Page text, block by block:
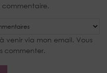
venir via mon email. Vous
commenter.